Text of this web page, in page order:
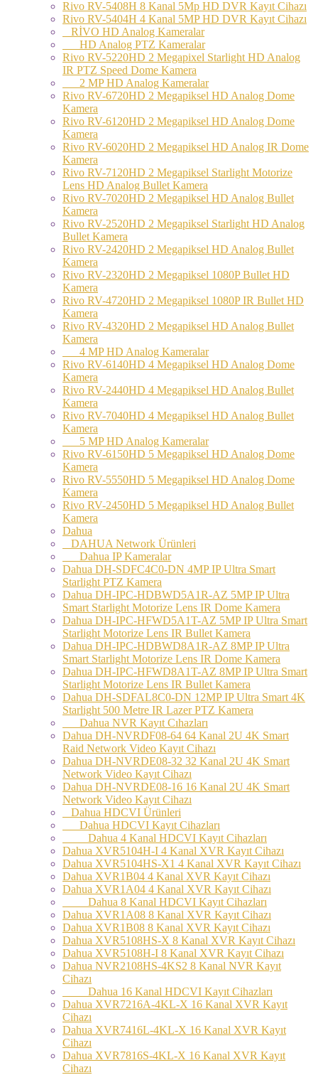
Rivo RV-5408H 8 Kanal 5Mp HD DVR Kayıt Cihazı
Rivo RV-5404H 4 Kanal 5MP HD DVR Kayıt Cihazı
RİVO HD Analog Kameralar
HD Analog PTZ Kameralar
Rivo RV-5220HD 2 Megapixel Starlight HD Analog
IR PTZ Speed Dome Kamera
2 MP HD Analog Kameralar
Rivo RV-6720HD 2 Megapiksel HD Analog Dome
Kamera
Rivo RV-6120HD 2 Megapiksel HD Analog Dome
Kamera
Rivo RV-6020HD 2 Megapiksel HD Analog IR Dome
Kamera
Rivo RV-7120HD 2 Megapiksel Starlight Motorize
Lens HD Analog Bullet Kamera
Rivo RV-7020HD 2 Megapiksel HD Analog Bullet
Kamera
Rivo RV-2520HD 2 Megapiksel Starlight HD Analog
Bullet Kamera
Rivo RV-2420HD 2 Megapiksel HD Analog Bullet
Kamera
Rivo RV-2320HD 2 Megapiksel 1080P Bullet HD
Kamera
Rivo RV-4720HD 2 Megapiksel 1080P IR Bullet HD
Kamera
Rivo RV-4320HD 2 Megapiksel HD Analog Bullet
Kamera
4 MP HD Analog Kameralar
Rivo RV-6140HD 4 Megapiksel HD Analog Dome
Kamera
Rivo RV-2440HD 4 Megapiksel HD Analog Bullet
Kamera
Rivo RV-7040HD 4 Megapiksel HD Analog Bullet
Kamera
5 MP HD Analog Kameralar
Rivo RV-6150HD 5 Megapiksel HD Analog Dome
Kamera
Rivo RV-5550HD 5 Megapiksel HD Analog Dome
Kamera
Rivo RV-2450HD 5 Megapiksel HD Analog Bullet
Kamera
Dahua
DAHUA Network Ürünleri
Dahua IP Kameralar
Dahua DH-SDFC4C0-DN 4MP IP Ultra Smart
Starlight PTZ Kamera
Dahua DH-IPC-HDBWD5A1R-AZ 5MP IP Ultra
Smart Starlight Motorize Lens IR Dome Kamera
Dahua DH-IPC-HFWD5A1T-AZ 5MP IP Ultra Smart
Starlight Motorize Lens IR Bullet Kamera
Dahua DH-IPC-HDBWD8A1R-AZ 8MP IP Ultra
Smart Starlight Motorize Lens IR Dome Kamera
Dahua DH-IPC-HFWD8A1T-AZ 8MP IP Ultra Smart
Starlight Motorize Lens IR Bullet Kamera
Dahua DH-SDFAL8C0-DN 12MP IP Ultra Smart 4K
Starlight 500 Metre IR Lazer PTZ Kamera
Dahua NVR Kayıt Cıhazları
Dahua DH-NVRDF08-64 64 Kanal 2U 4K Smart
Raid Network Video Kayıt Cihazı
Dahua DH-NVRDE08-32 32 Kanal 2U 4K Smart
Network Video Kayıt Cihazı
Dahua DH-NVRDE08-16 16 Kanal 2U 4K Smart
Network Video Kayıt Cihazı
Dahua HDCVI Ürünleri
Dahua HDCVI Kayıt Cihazları
Dahua 4 Kanal HDCVI Kayıt Cihazları
Dahua XVR5104H-I 4 Kanal XVR Kayıt Cihazı
Dahua XVR5104HS-X1 4 Kanal XVR Kayıt Cihazı
Dahua XVR1B04 4 Kanal XVR Kayıt Cihazı
Dahua XVR1A04 4 Kanal XVR Kayıt Cihazı
Dahua 8 Kanal HDCVI Kayıt Cihazları
Dahua XVR1A08 8 Kanal XVR Kayıt Cihazı
Dahua XVR1B08 8 Kanal XVR Kayıt Cihazı
Dahua XVR5108HS-X 8 Kanal XVR Kayıt Cihazı
Dahua XVR5108H-I 8 Kanal XVR Kayıt Cihazı
Dahua NVR2108HS-4KS2 8 Kanal NVR Kayıt
Cihazı
Dahua 16 Kanal HDCVI Kayıt Cihazları
Dahua XVR7216A-4KL-X 16 Kanal XVR Kayıt
Cihazı
Dahua XVR7416L-4KL-X 16 Kanal XVR Kayıt
Cihazı
Dahua XVR7816S-4KL-X 16 Kanal XVR Kayıt
Cihazı